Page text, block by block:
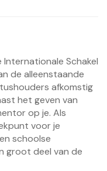
Internationale Schakel
de alleenstaande
afkomstig
het geven van
op je. Als
voor je
schoolse
groot deel van de